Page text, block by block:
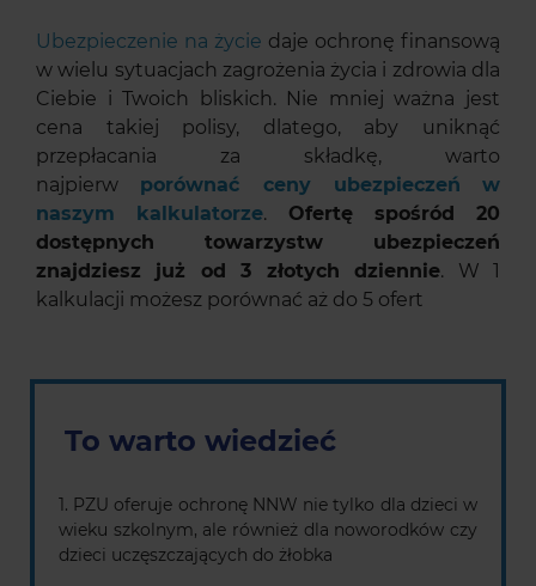
Ubezpieczenie na życie daje ochronę finansową
w wielu sytuacjach zagrożenia życia i zdrowia dla
Ciebie i Twoich bliskich. Nie mniej ważna jest
cena takiej polisy, dlatego, aby uniknąć
przepłacania za składkę, warto
najpierw porównać ceny ubezpieczeń
w
naszym kalkulatorze. Ofertę spośród 20
dostępnych towarzystw ubezpieczeń
znajdziesz już od 3 złotych dziennie. W 1
kalkulacji możesz porównać aż do 5 ofert
To warto wiedzieć
1. PZU oferuje ochronę NNW nie tylko dla dzieci w
wieku szkolnym, ale również dla noworodków czy
dzieci uczęszczających do żłobka